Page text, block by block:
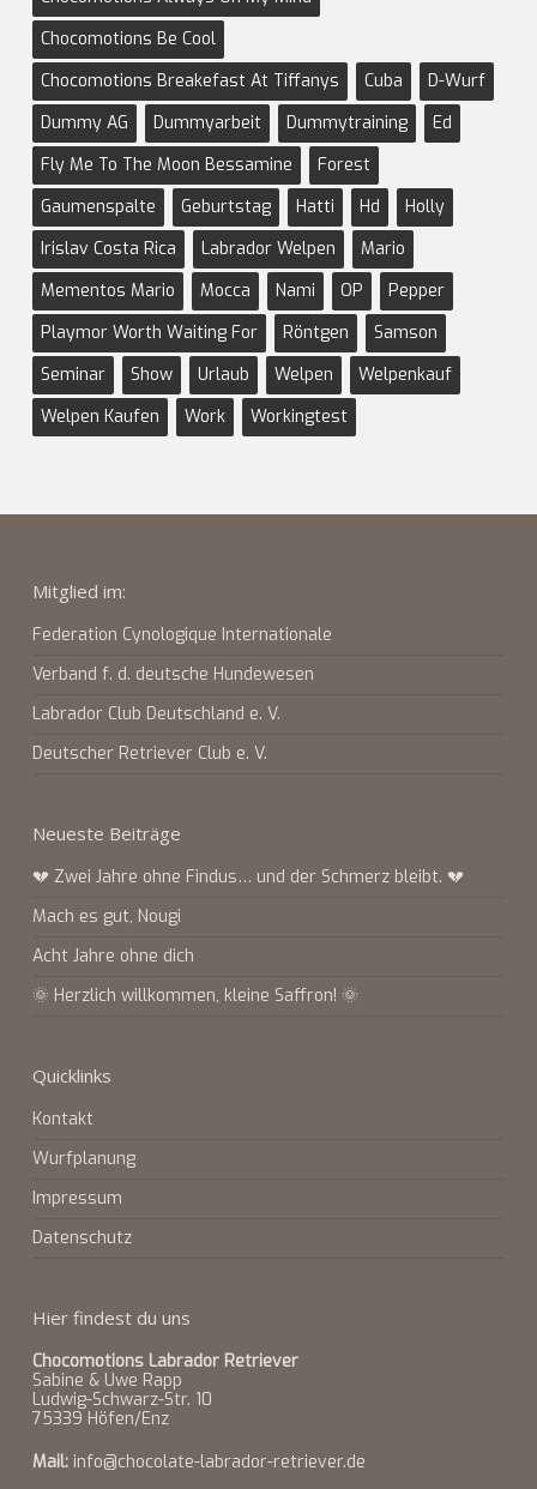
Chocomotions Be Cool
Chocomotions Breakefast At Tiffanys
Cuba
D-Wurf
Dummy AG
Dummyarbeit Dummytraining
Ed
Fly Me To The Moon Bessamine
Forest
Gaumenspalte
Geburtstag Hatti Hd
Holly
Irislav Costa Rica
Labrador Welpen
Mario
Mementos Mario
Mocca Nami OP
Pepper
Playmor Worth Waiting For
Röntgen
Samson
Seminar
Show Urlaub Welpen
Welpenkauf
Welpen Kaufen
Work Workingtest
Mitglied im:
Federation Cynologique Internationale
Verband f. d. deutsche Hundewesen
Labrador Club Deutschland e. V.
Deutscher Retriever Club e. V.
Neueste Beiträge
💔 Zwei Jahre ohne Findus… und der Schmerz bleibt. 💔
Mach es gut, Nougi
Acht Jahre ohne dich
🌞 Herzlich willkommen, kleine Saffron! 🌞
Quicklinks
Kontakt
Wurfplanung
Impressum
Datenschutz
Hier findest du uns
Chocomotions Labrador Retriever
Sabine & Uwe Rapp
Ludwig-Schwarz-Str. 10
75339 Höfen/Enz
Mail: info@chocolate-labrador-retriever.de